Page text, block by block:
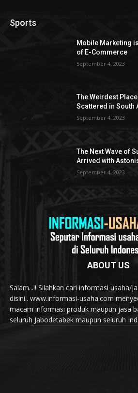
Sports
Mobile Marketing
of E-Commerce
September 4, 2023
The Weirdest
Scattered in South
September 4, 2023
The Next Wave of
Arrived with
September 4, 2023
ABOUT US
Salam...!! Silahkan cari informasi usaha/
disini.. www.informasi-usaha.com
macam informasi produk maupun jasa
seluruh Jabodetabek maupun seluruh